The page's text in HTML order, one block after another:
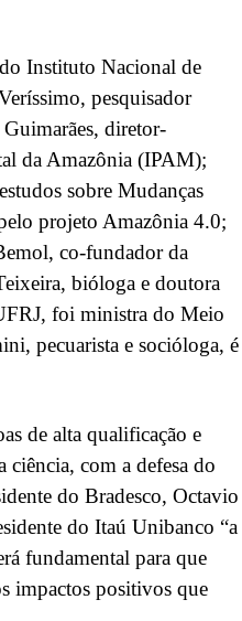
Instituto Nacional de
pesquisador
diretor-
da Amazônia (IPAM);
sobre Mudanças
projeto Amazônia 4.0;
co-fundador da
bióloga e doutora
foi ministra do Meio
pecuarista e socióloga, é
de alta qualificação e
ciência, com a defesa do
do Bradesco, Octavio
do Itaú Unibanco “a
fundamental para que
impactos positivos que